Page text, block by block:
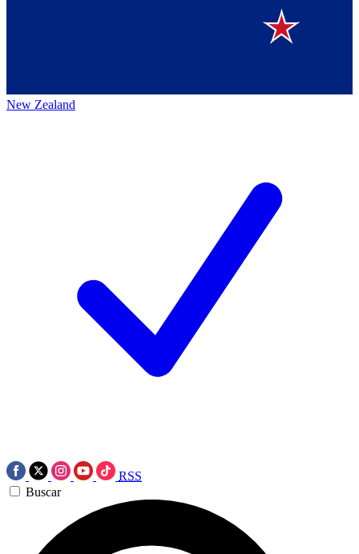
New Zealand
RSS
Buscar